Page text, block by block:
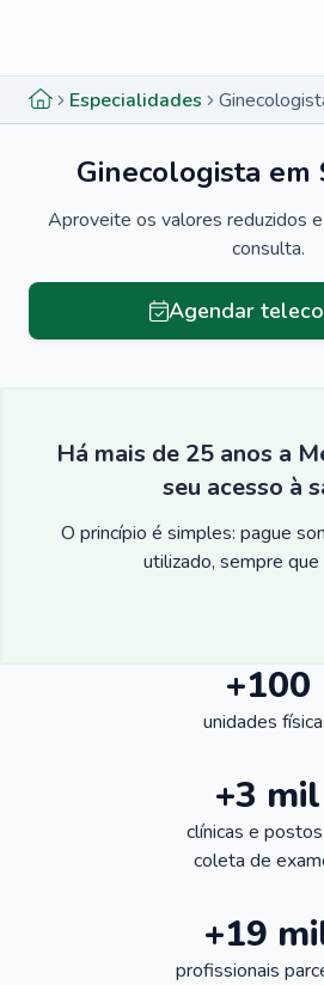
Especialidades
Ginecologista em
Aproveite os valores reduzidos
consulta.
Agendar
Há mais de 25 anos a
seu acesso à
O princípio é simples: pague
utilizado, sempre que
+100
unidades
+3 mil
clínicas e
coleta de
+19
profissionais